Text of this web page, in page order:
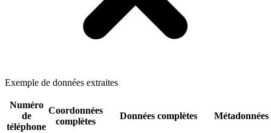
Exemple de données extraites
Numéro
de
téléphone
Coordonnées
complètes
Données complètes Métadonnées